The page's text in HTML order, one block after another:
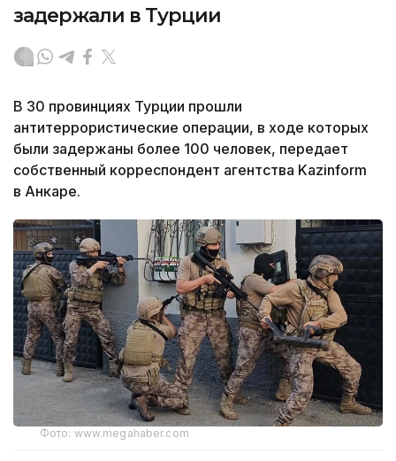
задержали в Турции
В 30 провинциях Турции прошли
антитеррористические операции, в ходе которых
были задержаны более 100 человек, передает
собственный корреспондент агентства Kazinform
в Анкаре.
Фото: www.megahaber.com